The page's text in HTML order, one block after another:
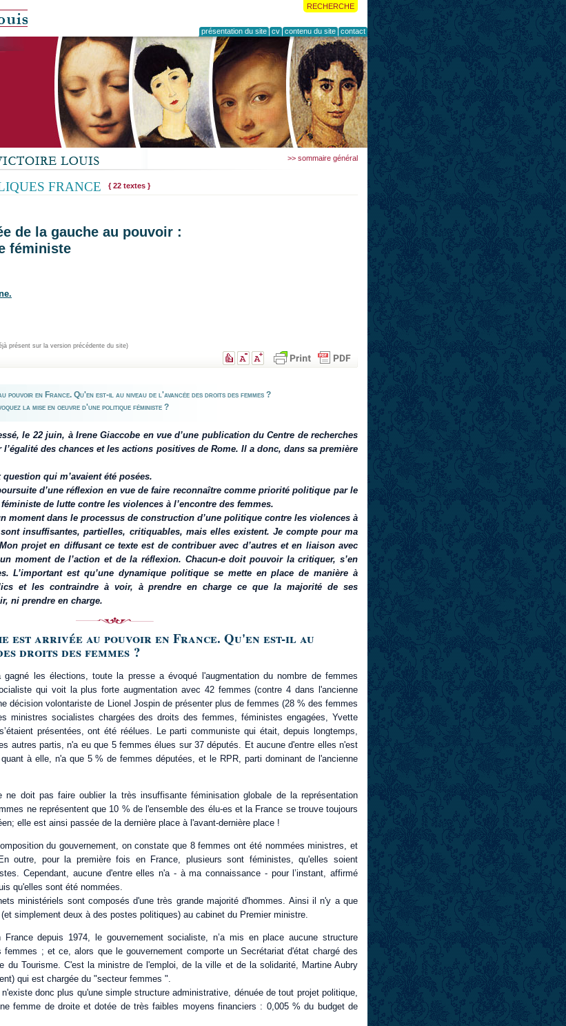
RECHERCHE
présentation du site cv contenu du site contact
>> sommaire général
FRANCE { 22 textes }
de la gauche au pouvoir :
féministe
présent sur la version précédente du site)
pouvoir en France. Qu'en est-il au niveau de l'avancée des droits des femmes ?
la mise en oeuvre d'une politique féministe ?
le 22 juin, à Irene Giaccobe en vue d’une publication du Centre de recherches
des chances et les actions positives de Rome. Il a donc, dans sa première
qui m’avaient été posées.
d’une réflexion en vue de faire reconnaître comme priorité politique par le
de lutte contre les violences à l’encontre des femmes.
moment dans le processus de construction d’une politique contre les violences à
insuffisantes, partielles, critiquables, mais elles existent. Je compte pour ma
projet en diffusant ce texte est de contribuer avec d’autres et en liaison avec
moment de l’action et de la réflexion. Chacun-e doit pouvoir la critiquer, s’en
L’important est qu’une dynamique politique se mette en place de manière à
et les contraindre à voir, à prendre en charge ce que la majorité de ses
ni prendre en charge.
est arrivée au pouvoir en France. Qu'en est-il au
droits des femmes ?
les élections, toute la presse a évoqué l'augmentation du nombre de femmes
qui voit la plus forte augmentation avec 42 femmes (contre 4 dans l'ancienne
décision volontariste de Lionel Jospin de présenter plus de femmes (28 % des femmes
ministres socialistes chargées des droits des femmes, féministes engagées, Yvette
présentées, ont été réélues. Le parti communiste qui était, depuis longtemps,
autres partis, n'a eu que 5 femmes élues sur 37 députés. Et aucune d'entre elles n'est
à elle, n'a que 5 % de femmes députées, et le RPR, parti dominant de l'ancienne
doit pas faire oublier la très insuffisante féminisation globale de la représentation
ne représentent que 10 % de l'ensemble des élu-es et la France se trouve toujours
elle est ainsi passée de la dernière place à l'avant-dernière place !
du gouvernement, on constate que 8 femmes ont été nommées ministres, et
outre, pour la première fois en France, plusieurs sont féministes, qu'elles soient
Cependant, aucune d'entre elles n'a - à ma connaissance - pour l’instant, affirmé
qu'elles sont été nommées.
ministériels sont composés d'une très grande majorité d'hommes. Ainsi il n'y a que
simplement deux à des postes politiques) au cabinet du Premier ministre.
depuis 1974, le gouvernement socialiste, n’a mis en place aucune structure
femmes ; et ce, alors que le gouvernement comporte un Secrétariat d'état chargé des
du Tourisme. C'est la ministre de l'emploi, de la ville et de la solidarité, Martine Aubry
qui est chargée du "secteur femmes ".
donc plus qu'une simple structure administrative, dénuée de tout projet politique,
femme de droite et dotée de très faibles moyens financiers : 0,005 % du budget de